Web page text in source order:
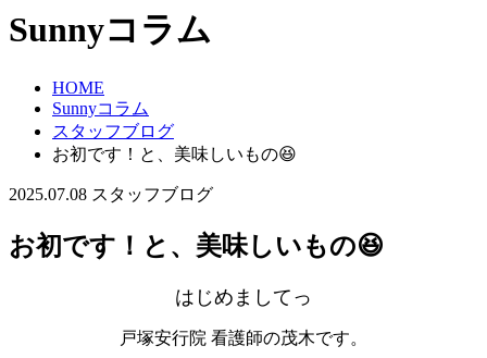
Sunnyコラム
HOME
Sunnyコラム
スタッフブログ
お初です！と、美味しいもの😆
2025.07.08 スタッフブログ
お初です！と、美味しいもの😆
はじめましてっ
戸塚安行院 看護師の茂木です。